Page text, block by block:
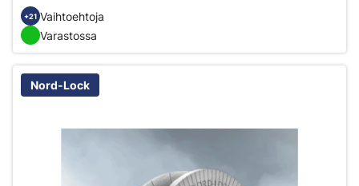
+21 Vaihtoehtoja
Varastossa
Nord-Lock